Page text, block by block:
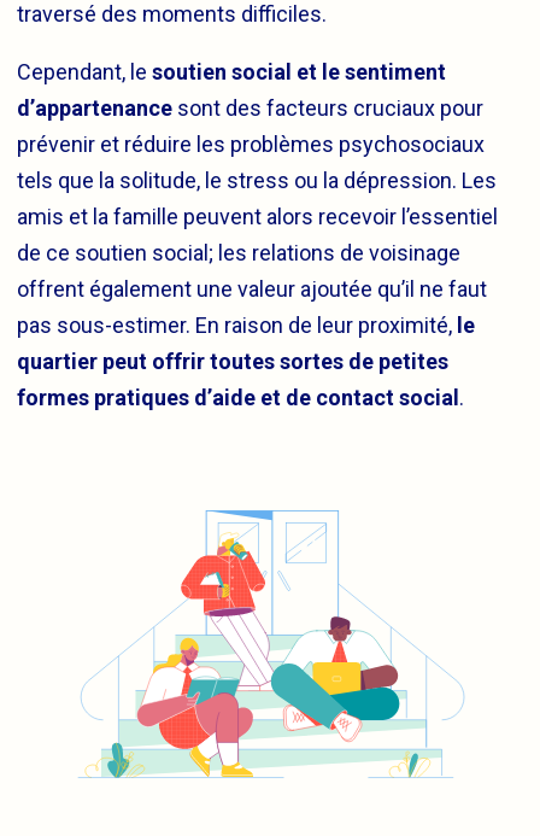
traversé des moments difficiles.
Cependant, le soutien social et le sentiment
d’appartenance sont des facteurs cruciaux pour
prévenir et réduire les problèmes psychosociaux
tels que la solitude, le stress ou la dépression. Les
amis et la famille peuvent alors recevoir l’essentiel
de ce soutien social; les relations de voisinage
offrent également une valeur ajoutée qu’il ne faut
pas sous-estimer. En raison de leur proximité, le
quartier peut offrir toutes sortes de petites
formes pratiques d’aide et de contact social .